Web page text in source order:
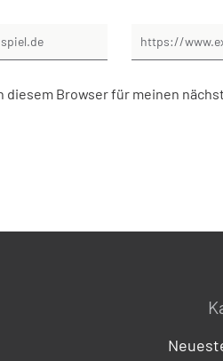
diesem Browser für meinen